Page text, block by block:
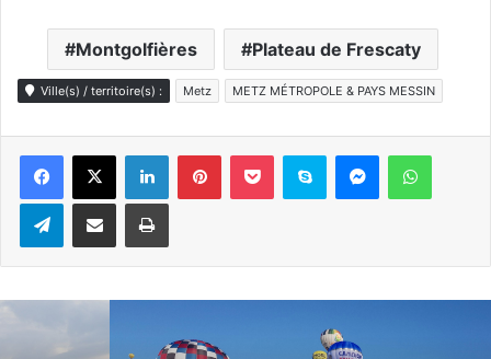
Montgolfières Plateau de Frescaty
Ville(s) / territoire(s) : Metz METZ MÉTROPOLE & PAYS MESSIN
LinkedinPinterestPocket Skype Messenger
TelegramPartager par e-mail Imprimer